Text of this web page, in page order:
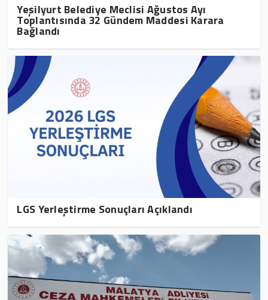
Yeşilyurt Belediye Meclisi Ağustos Ayı
Toplantısında 32 Gündem Maddesi Karara
Bağlandı
LGS Yerleştirme Sonuçları Açıklandı